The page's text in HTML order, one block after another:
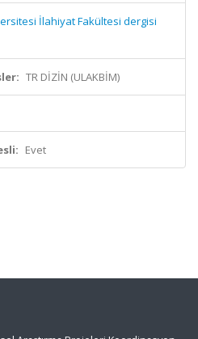
İlahiyat Fakültesi dergisi
TR DİZİN (ULAKBİM)
Evet